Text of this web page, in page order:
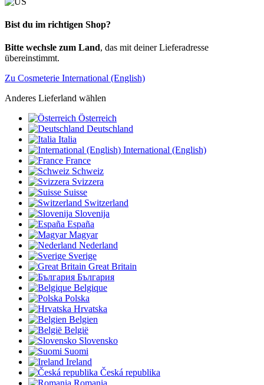
Bist du im richtigen Shop?
Bitte wechsle zum Land, das mit deiner Lieferadresse
übereinstimmt.
Zu Cosmeterie International (English)
Anderes Lieferland wählen
Österreich
Deutschland
Italia
International (English)
France
Schweiz
Svizzera
Suisse
Switzerland
Slovenija
España
Magyar
Nederland
Sverige
Great Britain
България
Belgique
Polska
Hrvatska
Belgien
België
Slovensko
Suomi
Ireland
Česká republika
Romania